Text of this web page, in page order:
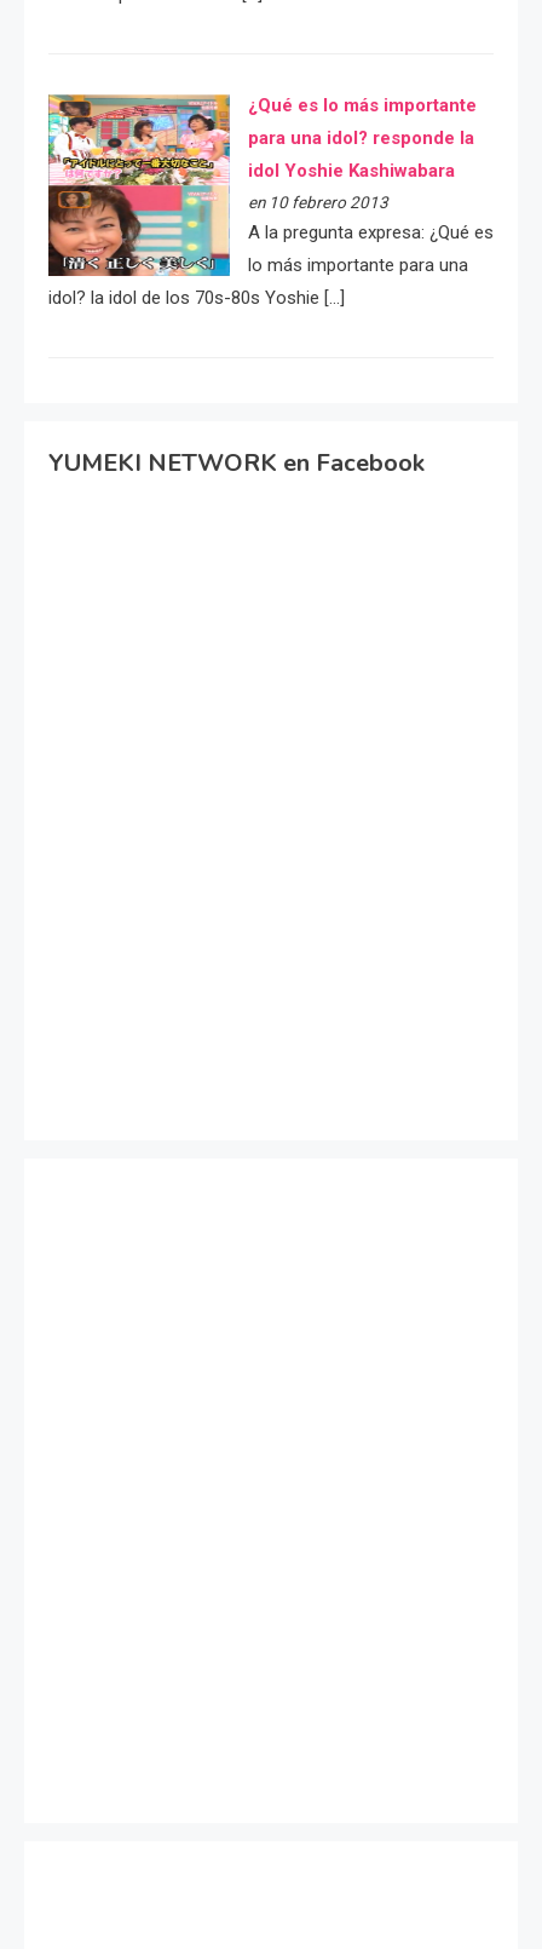
¿Qué es lo más importante
para una idol? responde la
idol Yoshie Kashiwabara
en 10 febrero 2013
A la pregunta expresa: ¿Qué es
lo más importante para una
idol? la idol de los 70s-80s Yoshie […]
YUMEKI NETWORK en Facebook